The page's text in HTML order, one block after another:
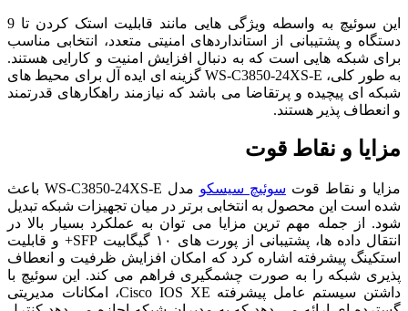
این سوئیچ به واسطه ویژگی هایی مانند قابلیت استک کردن تا 9
دستگاه و پشتیبانی از استانداردهای امنیتی متعدد، انتخابی مناسب
برای شبکه هایی است که به دنبال افزایش امنیت و کارایی هستند.
به طور کلی، WS-C3850-24XS-E گزینه ای ایده آل برای محیط های
شبکه ای پیچیده و پرتقاضا می باشد که نیازمند راهکارهای قدرتمند
و انعطاف پذیر هستند.
مزایا و نقاط قوت
مزایا و نقاط قوت سوئیچ سیسکو
مدل WS-C3850-24XS-E باعث
شده است این محصول به انتخابی برتر در میان تجهیزات شبکه تبدیل
شود. از جمله مهم ترین مزایا می توان به عملکرد بسیار بالا در
انتقال داده ها، پشتیبانی از پورت های ۱۰ گیگابیت SFP+ و قابلیت
استکینگ پیشرفته اشاره کرد که امکان افزایش ظرفیت و انعطاف
پذیری شبکه را به صورت چشمگیری فراهم می کند. این سوئیچ با
داشتن سیستم عامل پیشرفته Cisco IOS XE، امکانات مدیریتی